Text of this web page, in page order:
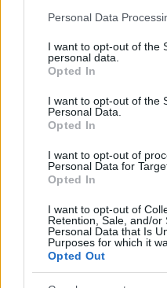
rechazar tal
a este sitio y haciendo clic
parte inferior de la página
Please note that this
services and may gather
not limited to your visit or
use your data for below
consent section.
Personal Data
I want to opt-out of the
personal data.
Opted In
I want to opt-out of the
Personal Data.
Opted In
I want to opt-out of
Personal Data for
Opted In
I want to opt-out of
Retention, Sale, and/or
Personal Data that Is
Purposes for which it
Opted Out
¿Sabías que existen?
Estas criaturas existen
planeta